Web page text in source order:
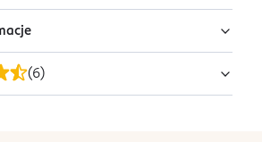
losowy wariant!
w różnych wariantach i pakowany
pokazują przykładowe warianty.
BEZPIECZEŃSTWA
dla dzieci powyżej 3 roku
(6)